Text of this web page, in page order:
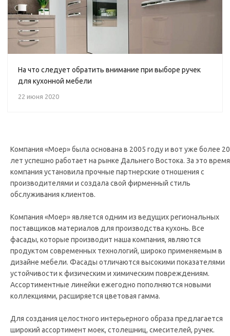
На что следует обратить внимание при выборе ручек
для кухонной мебели
22 июня 2020
Компания «Моер» была основана в 2005 году и вот уже более 20
лет успешно работает на рынке Дальнего Востока. За это время
компания установила прочные партнерские отношения с
производителями и создала свой фирменный стиль
обслуживания клиентов.
Компания «Моер» является одним из ведущих региональных
поставщиков материалов для производства кухонь. Все
фасады, которые производит наша компания, являются
продуктом современных технологий, широко применяемым в
дизайне мебели. Фасады отличаются высокими показателями
устойчивости к физическим и химическим повреждениям.
Ассортиментные линейки ежегодно пополняются новыми
коллекциями, расширяется цветовая гамма.
Для создания целостного интерьерного образа предлагается
широкий ассортимент моек, столешниц, смесителей, ручек.